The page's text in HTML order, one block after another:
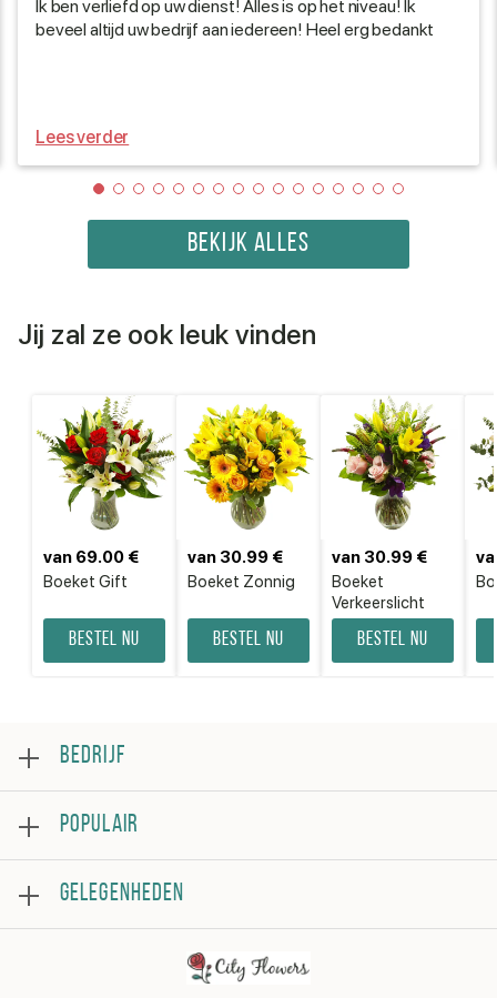
Ik ben verliefd op uw dienst! Alles is op het niveau! Ik
beveel altijd uw bedrijf aan iedereen! Heel erg bedankt
Lees verder
BEKIJK ALLES
Jij zal ze ook leuk vinden
Boeket Gift
van 69.00 €
Bestel nu
Boeket Zonnig
van 30.99 €
Bestel nu
Boeket
Verkeerslicht
van 30.99 €
Bestel nu
BEDRIJF
Beoordeling
Veelgestelde vragen
Algemene voorwaarden
Privacybeleid
Contacteer ons
POPULAIR
Rozen
Boeketten
GELEGENHEDEN